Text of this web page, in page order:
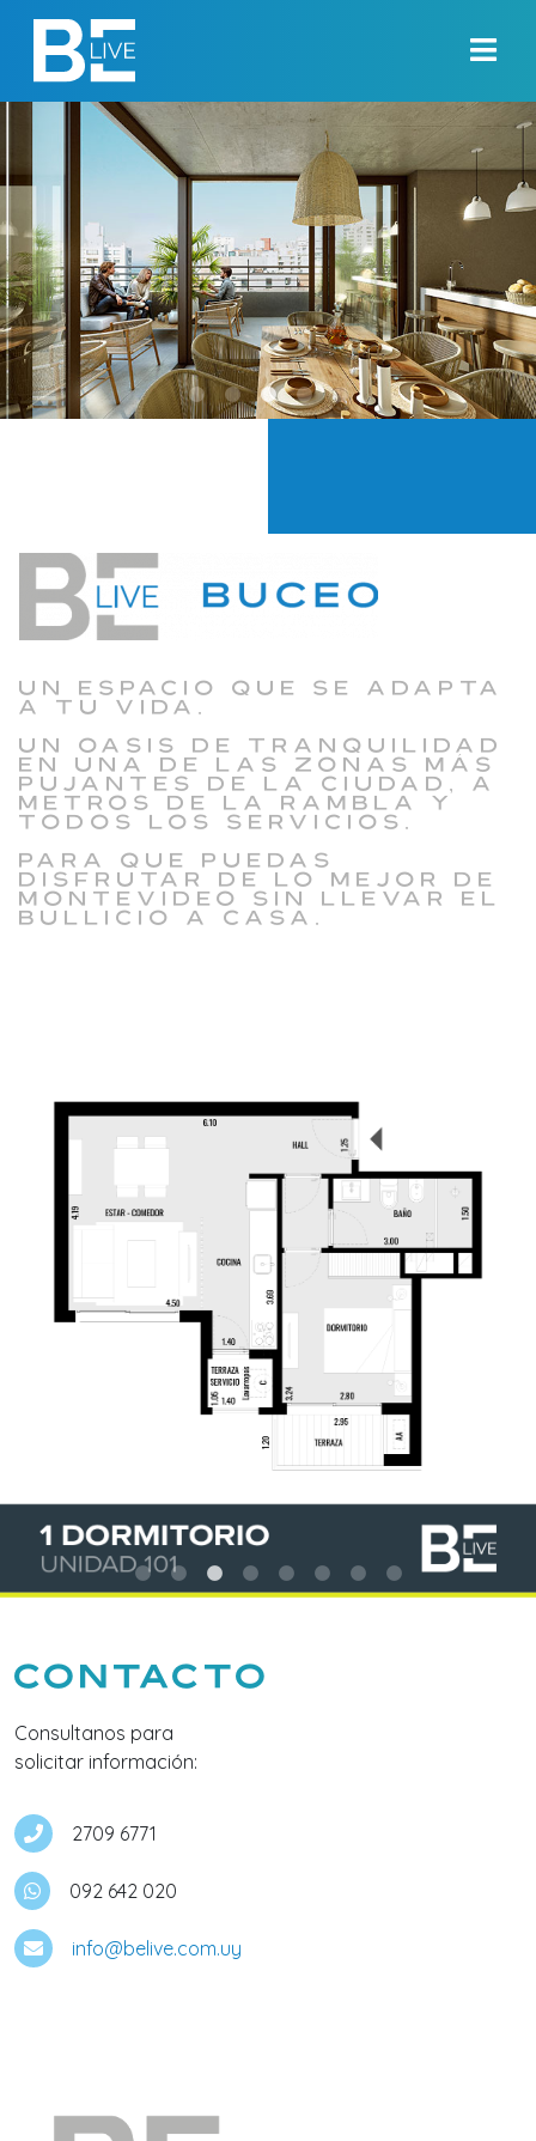
Un espacio que se adapta
a tu vida.
Un oasis de tranquilidad
en una de las zonas más
pujantes de la ciudad, a
metros de la Rambla y
todos los servicios.
Para que puedas
disfrutar de lo mejor de
Montevideo sin llevar el
bullicio a casa.
Contacto
Consultanos para
solicitar información:
2709 6771
092 642 020
info@belive.com.uy